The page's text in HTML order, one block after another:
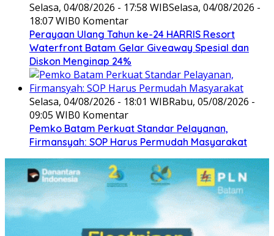
Selasa, 04/08/2026 - 17:58 WIBSelasa, 04/08/2026 -
18:07 WIB0 Komentar
Perayaan Ulang Tahun ke-24 HARRIS Resort
Waterfront Batam Gelar Giveaway Spesial dan
Diskon Menginap 24%
Selasa, 04/08/2026 - 18:01 WIBRabu, 05/08/2026 -
09:05 WIB0 Komentar
Pemko Batam Perkuat Standar Pelayanan,
Firmansyah: SOP Harus Permudah Masyarakat